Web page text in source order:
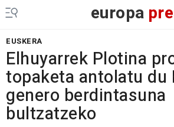
europa
EUSKERA
Elhuyarrek Plotina
topaketa antolatu du
genero berdintasuna
bultzatzeko